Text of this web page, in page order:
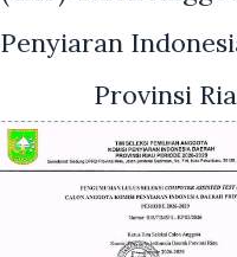
Penyiaran
Provinsi